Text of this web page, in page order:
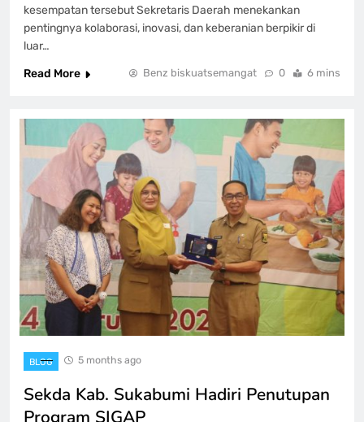
kesempatan tersebut Sekretaris Daerah menekankan
pentingnya kolaborasi, inovasi, dan keberanian berpikir di
luar…
Read More
Benz biskuatsemangat 0 6 mins
BLOG 5 months ago
Sekda Kab. Sukabumi Hadiri Penutupan
Program SIGAP